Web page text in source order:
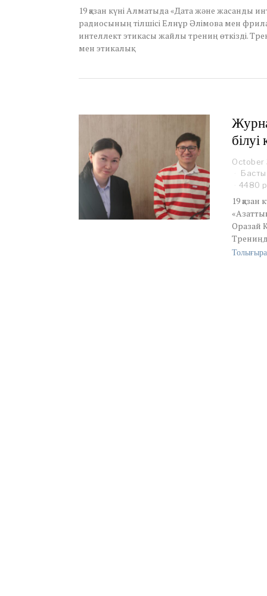
1
,
4
19 қазан күні Алматыда «Дата және жасанды
радиосының тілшісі Елнұр Әлімова мен
интеллект этикасы жайлы трениң өткізді.
мен этикалық
білуі
October
Басты
4480
19
Оразай